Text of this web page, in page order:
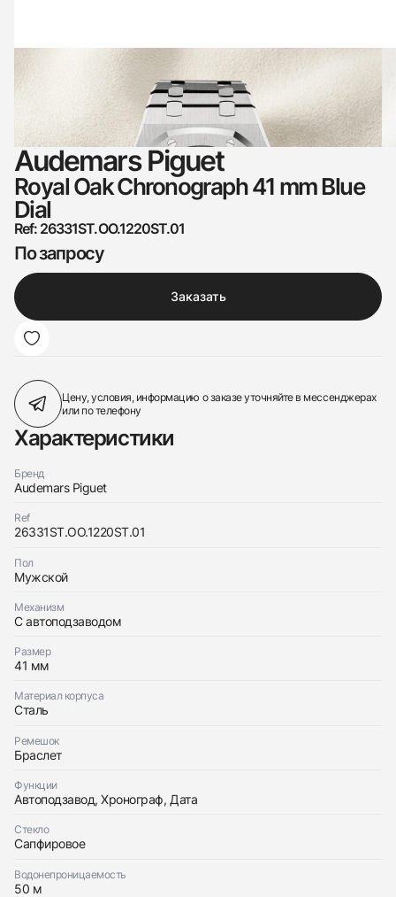
Audemars Piguet
Royal Oak Chronograph 41 mm Blue
Dial
Ref: 26331ST.OO.1220ST.01
По запросу
Заказать
Цену, условия, информацию о заказеуточняйте в мессенджерах
или по телефону
Характеристики
Бренд
Audemars Piguet
Ref
26331ST.OO.1220ST.01
Пол
Мужской
Механизм
С автоподзаводом
Размер
41 мм
Материал корпуса
Сталь
Ремешок
Браслет
Функции
Автоподзавод, Хронограф, Дата
Стекло
Сапфировое
Водонепроницаемость
50 м